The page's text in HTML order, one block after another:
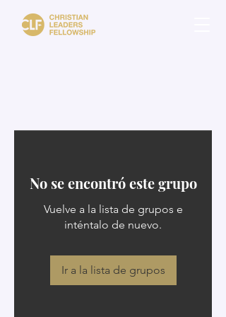
No se encontró este grupo
Vuelve a la lista de grupos e
inténtalo de nuevo.
Ir a la lista de grupos